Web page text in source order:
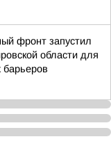
фронт запустил
области для
барьеров